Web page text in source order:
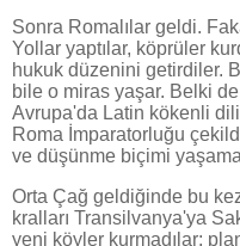
Sonra Romalılar geldi.
Yollar yaptılar, köprüler
hukuk düzenini getirdiler.
bile o miras yaşar. Belki
Avrupa'da Latin kökenli
Roma İmparatorluğu
ve düşünme biçimi
Orta Çağ geldiğinde bu
kralları Transilvanya'ya
yeni köyler kurmadılar;